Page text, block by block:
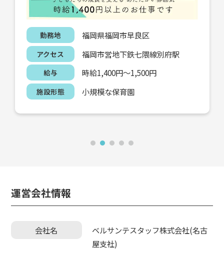
勤務地 福岡県福岡市早良区原6丁目4-15
アクセス 福岡市営地下鉄七隈線茶山駅
給与 時給1,400円～1,500円
施設形態 保育園
運営会社情報
会社名
ベルサンテスタッフ株式会社(名古
屋支社)